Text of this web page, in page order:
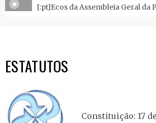
[:pt]Ecos da Assembleia Geral da
ESTATUTOS
Constituição: 17